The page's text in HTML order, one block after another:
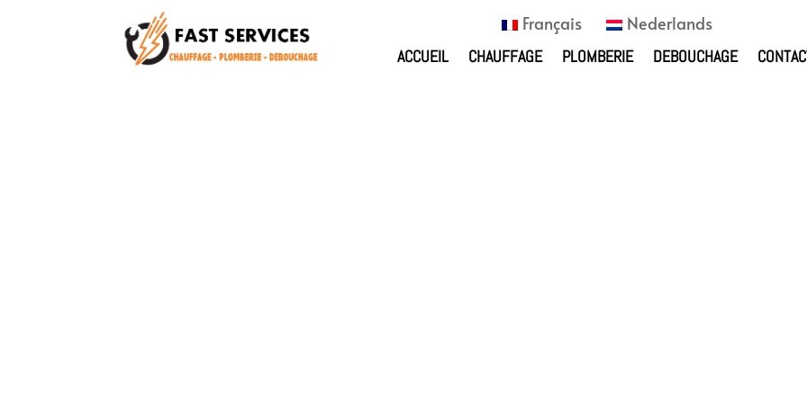
Français Nederlands
ACCUEIL CHAUFFAGE PLOMBERIE DEBOUCHAGE